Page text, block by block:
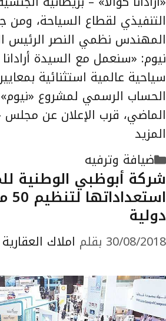
التنفيذي لقطاع السياحة، ومن
المهندس نظمي النصر الرئيس
نيوم: «سنعمل مع السيدة
سياحية عالمية استثنائية
الحساب الرسمي لمشروع «نيوم»
الماضي، قرب الإعلان عن مجلس
المزيد
التصنيفات
ضيافة وترفيه
شركة أبوظبي الوطنية
دولية
30/08/2018 بقلم املاك العقارية